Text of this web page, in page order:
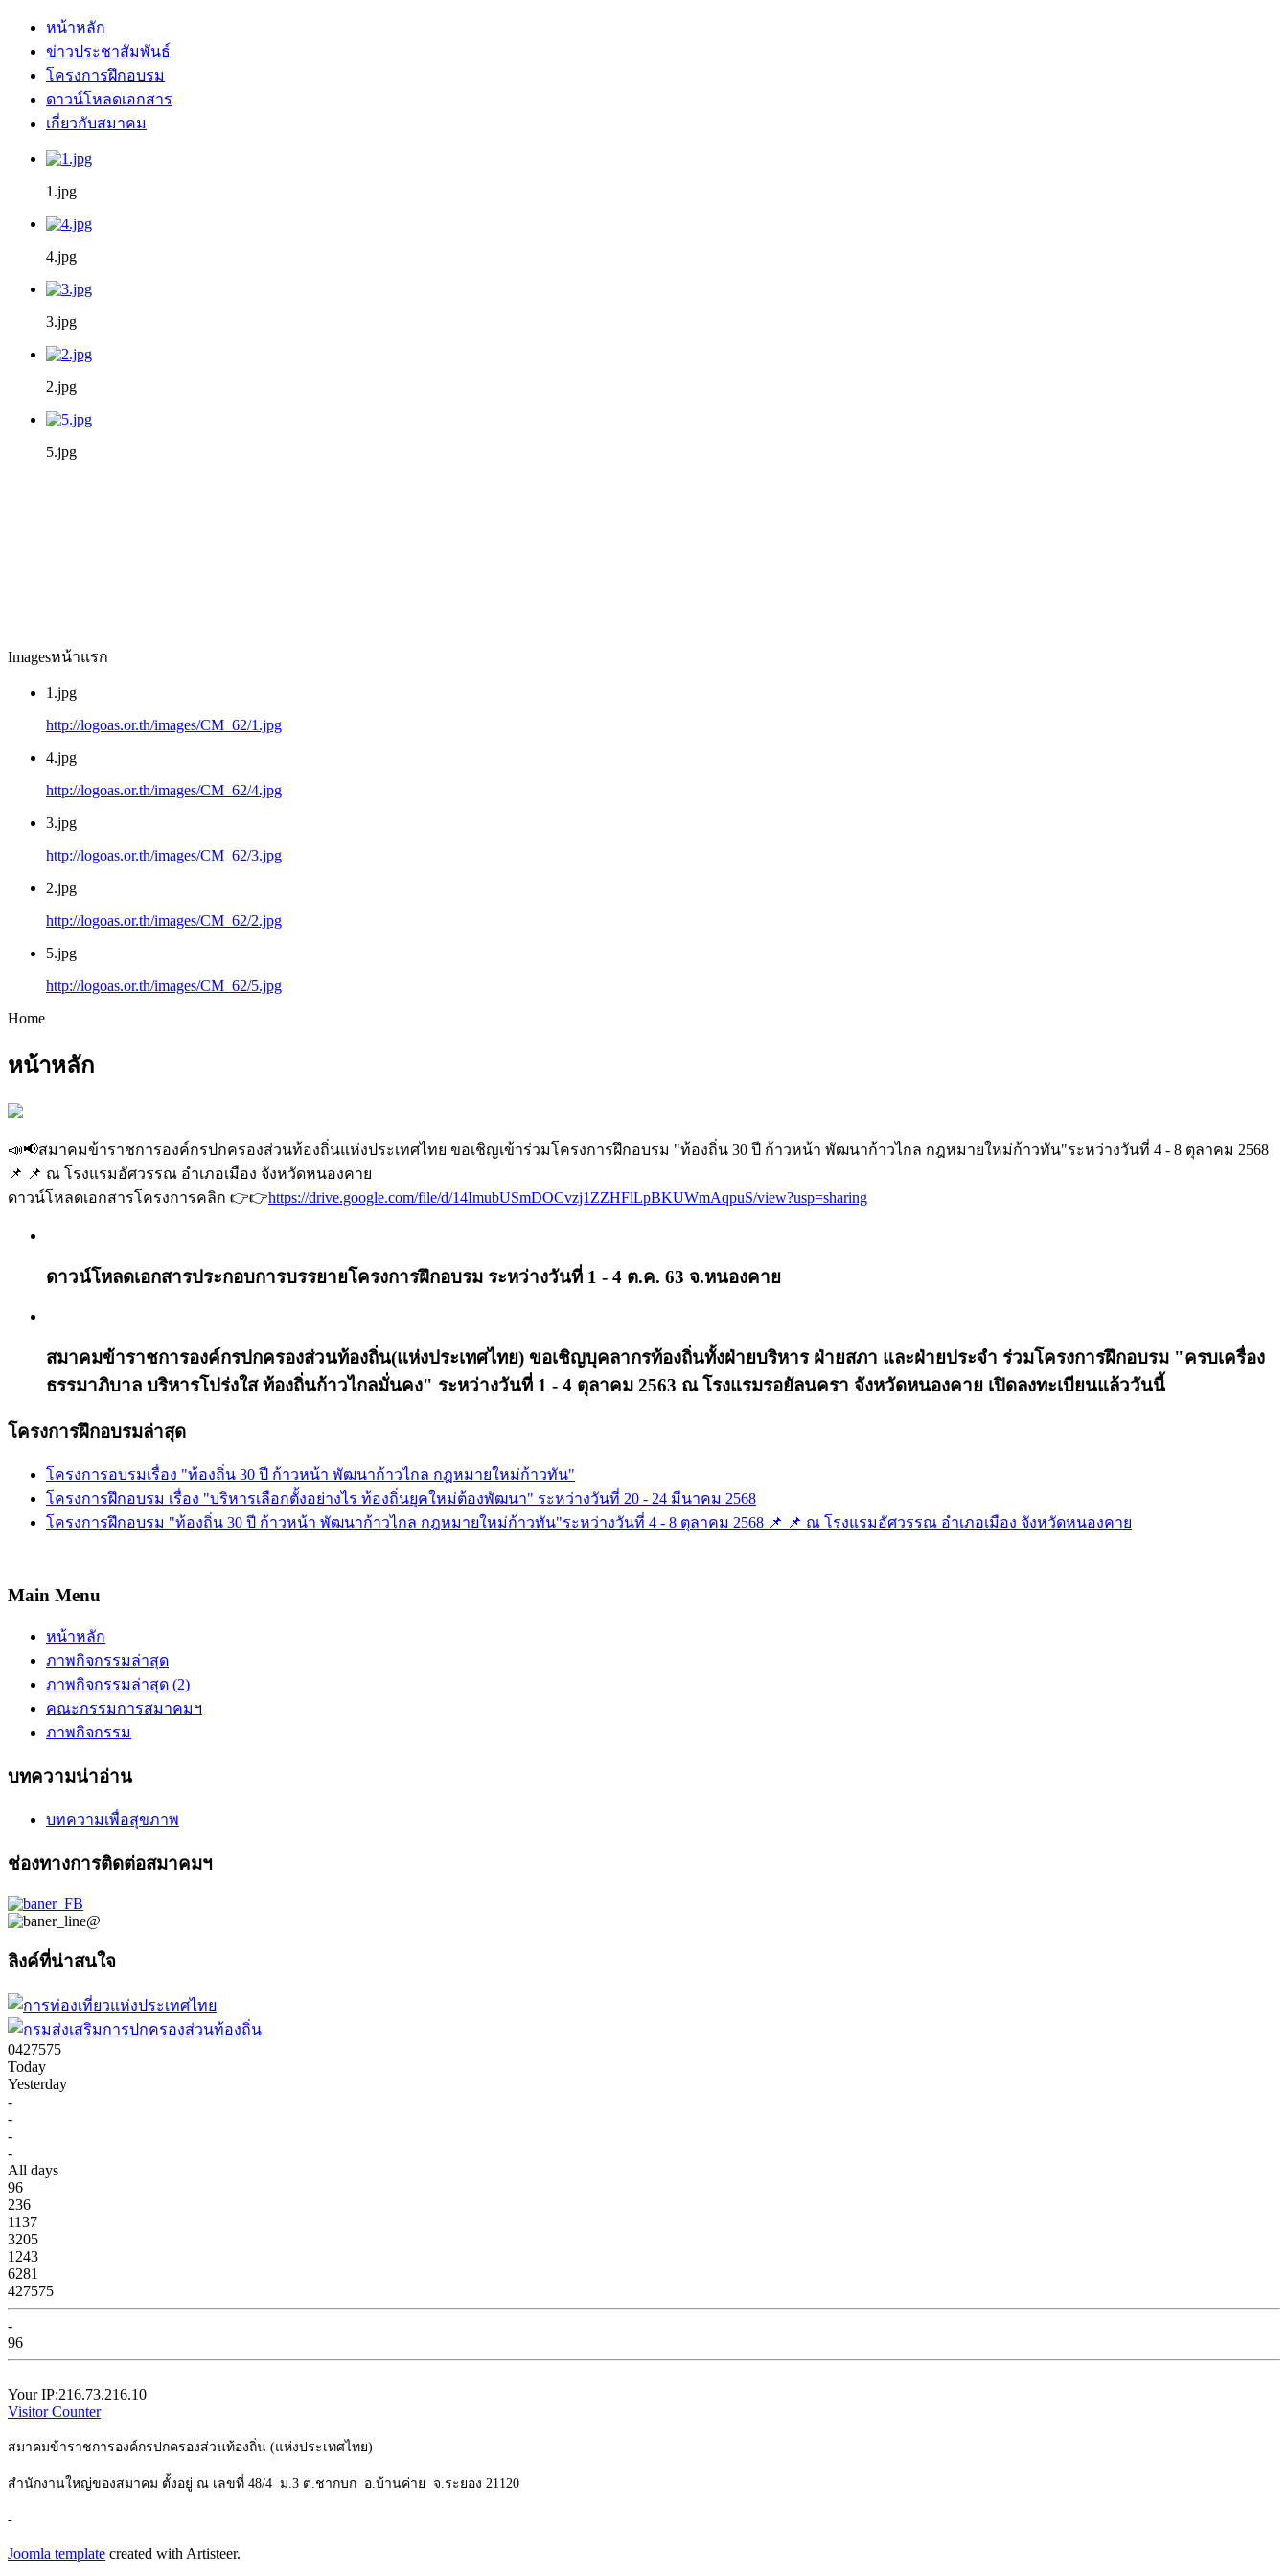
หน้าหลัก
ข่าวประชาสัมพันธ์
โครงการฝึกอบรม
ดาวน์โหลดเอกสาร
เกี่ยวกับสมาคม
1.jpg
4.jpg
3.jpg
2.jpg
5.jpg
Imagesหน้าแรก
1.jpg
http://logoas.or.th/images/CM_62/1.jpg
4.jpg
http://logoas.or.th/images/CM_62/4.jpg
3.jpg
http://logoas.or.th/images/CM_62/3.jpg
2.jpg
http://logoas.or.th/images/CM_62/2.jpg
5.jpg
http://logoas.or.th/images/CM_62/5.jpg
Home
หน้าหลัก
📣📢สมาคมข้าราชการองค์กรปกครองส่วนท้องถิ่นแห่งประเทศไทย ขอเชิญเข้าร่วมโครงการฝึกอบรม "ท้องถิ่น 30 ปี ก้าวหน้า พัฒนาก้าวไกล กฎหมายใหม่ก้าวทัน"ระหว่างวันที่ 4 - 8 ตุลาคม 2568
📌 📌 ณ โรงแรมอัศวรรณ อำเภอเมือง จังหวัดหนองคาย
ดาวน์โหลดเอกสารโครงการคลิก 👉👉https://drive.google.com/file/d/14ImubUSmDOCvzj1ZZHFlLpBKUWmAqpuS/view?usp=sharing
ดาวน์โหลดเอกสารประกอบการบรรยายโครงการฝึกอบรม ระหว่างวันที่ 1 - 4 ต.ค. 63 จ.หนองคาย
สมาคมข้าราชการองค์กรปกครองส่วนท้องถิ่น(แห่งประเทศไทย) ขอเชิญบุคลากรท้องถิ่นทั้งฝ่ายบริหาร ฝ่ายสภา และฝ่ายประจำ ร่วมโครงการฝึกอบรม "ครบเครื่อง
ธรรมาภิบาล บริหารโปร่งใส ท้องถิ่นก้าวไกลมั่นคง" ระหว่างวันที่ 1 - 4 ตุลาคม 2563 ณ โรงแรมรอยัลนครา จังหวัดหนองคาย เปิดลงทะเบียนแล้ววันนี้
โครงการฝึกอบรมล่าสุด
โครงการอบรมเรื่อง "ท้องถิ่น 30 ปี ก้าวหน้า พัฒนาก้าวไกล กฎหมายใหม่ก้าวทัน"
โครงการฝึกอบรม เรื่อง "บริหารเลือกตั้งอย่างไร ท้องถิ่นยุคใหม่ต้องพัฒนา" ระหว่างวันที่ 20 - 24 มีนาคม 2568
โครงการฝึกอบรม "ท้องถิ่น 30 ปี ก้าวหน้า พัฒนาก้าวไกล กฎหมายใหม่ก้าวทัน"ระหว่างวันที่ 4 - 8 ตุลาคม 2568 📌 📌 ณ โรงแรมอัศวรรณ อำเภอเมือง จังหวัดหนองคาย
Main Menu
หน้าหลัก
ภาพกิจกรรมล่าสุด
ภาพกิจกรรมล่าสุด (2)
คณะกรรมการสมาคมฯ
ภาพกิจกรรม
บทความน่าอ่าน
บทความเพื่อสุขภาพ
ช่องทางการติดต่อสมาคมฯ
ลิงค์ที่น่าสนใจ
0427575
Today
Yesterday
-
-
-
-
All days
96
236
1137
3205
1243
6281
427575
-
96
Your IP:216.73.216.10
Visitor Counter
สมาคมข้าราชการองค์กรปกครองส่วนท้องถิ่น (แห่งประเทศไทย)
สำนักงานใหญ่ของสมาคม ตั้งอยู่ ณ เลขที่ 48/4 ม.3 ต.ชากบก อ.บ้านค่าย จ.ระยอง 21120
-
Joomla template created with Artisteer.